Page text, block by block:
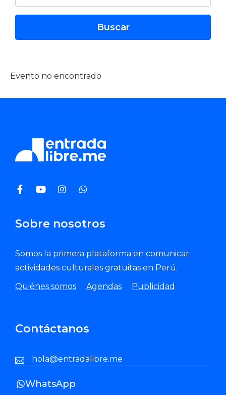
Evento no encontrado
Sobre nosotros
Somos la primera plataforma en comunicar
actividades culturales gratuitas en Perú.
Quiénes somos
Agendas Publicidad
Contáctanos
hola@entradalibre.me
WhatsApp